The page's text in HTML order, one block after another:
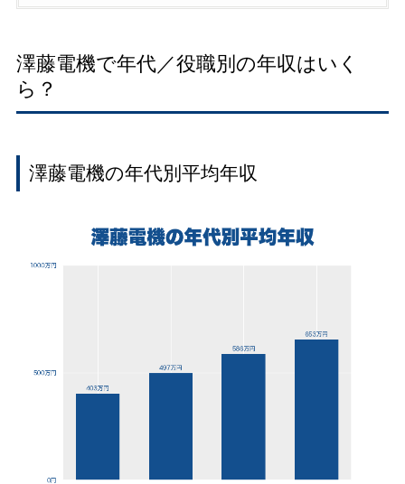
澤藤電機で年代／役職別の年収はいく
ら？
澤藤電機の年代別平均年収